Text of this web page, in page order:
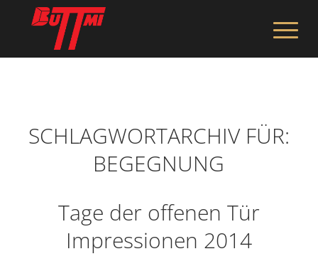
SCHLAGWORTARCHIV FÜR:
BEGEGNUNG
Tage der offenen Tür
Impressionen 2014